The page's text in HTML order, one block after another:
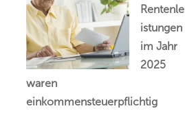
Rentenle
istungen
im Jahr
2025
waren
einkommensteuerpflichtig